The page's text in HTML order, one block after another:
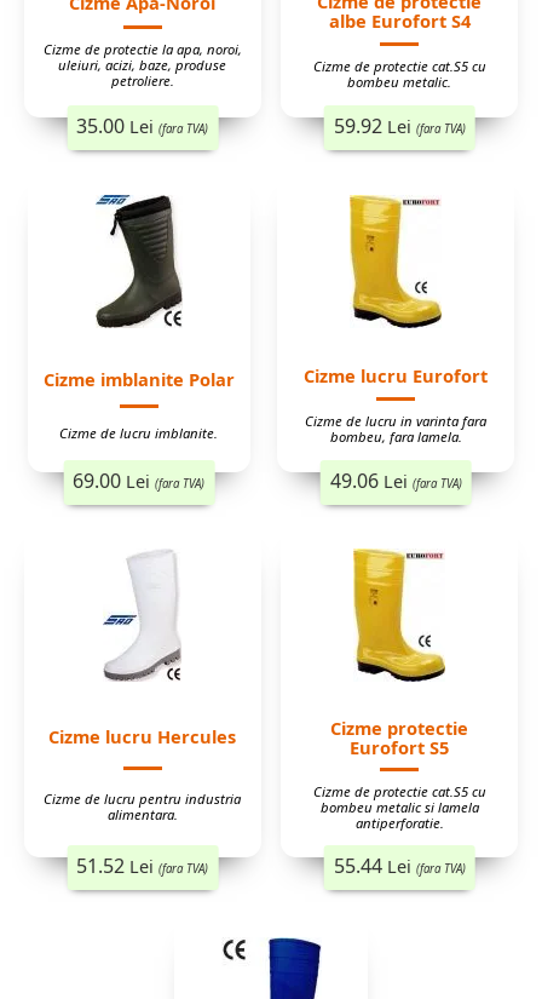
Cizme de protectie la apa, noroi,
uleiuri, acizi, baze, produse
petroliere.
35.00 Lei (fara TVA)
albe Eurofort S4
Cizme de protectie cat.S5 cu
bombeu metalic.
59.92 Lei (fara TVA)
Cizme imblanite Polar
Cizme de lucru imblanite.
69.00 Lei (fara TVA)
Cizme lucru Eurofort
Cizme de lucru in varinta fara
bombeu, fara lamela.
49.06 Lei (fara TVA)
Cizme lucru Hercules
Cizme de lucru pentru industria
alimentara.
51.52 Lei (fara TVA)
Cizme protectie
Eurofort S5
Cizme de protectie cat.S5 cu
bombeu metalic si lamela
antiperforatie.
55.44 Lei (fara TVA)